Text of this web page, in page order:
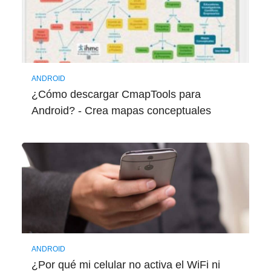
ANDROID
¿Cómo descargar CmapTools para
Android? - Crea mapas conceptuales
ANDROID
¿Por qué mi celular no activa el WiFi ni